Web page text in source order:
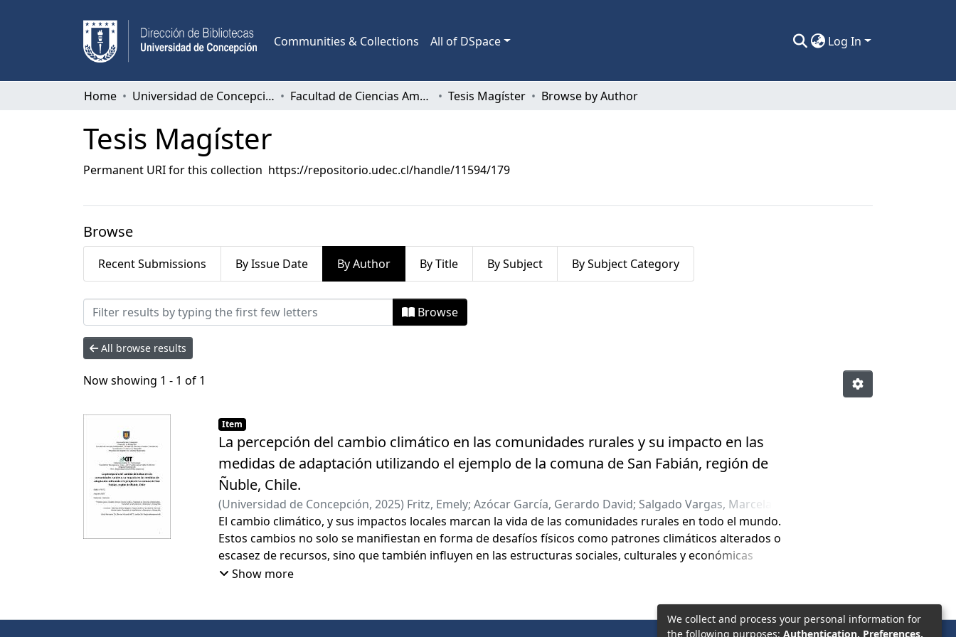
Communities & Collections All of DSpace Log In
Home Universidad de Concepción Facultad de Ciencias Ambientales Tesis Magíster Browse by Author
Tesis Magíster
Permanent URI for this collection https://repositorio.udec.cl/handle/11594/179
Browse
Recent Submissions By Issue Date By Author By Title By Subject By Subject Category
Browsing Tesis Magíster by Author "Fritz, Emely"
Browse
All browse results
Now showing 1 - 1 of 1
Item
La percepción del cambio climático en las comunidades rurales y su impacto en las
medidas de adaptación utilizando el ejemplo de la comuna de San Fabián, región de
Ñuble, Chile.
(Universidad de Concepción, 2025) Fritz, Emely; Azócar García, Gerardo David; Salgado Vargas, Marcela
Andrea
El cambio climático, y sus impactos locales marcan la vida de las comunidades rurales en todo el mundo.
Estos cambios no solo se manifiestan en forma de desafíos físicos como patrones climáticos alterados o
escasez de recursos, sino que también influyen en las estructuras sociales, culturales y económicas
desarrolladas en las regiones afectadas. Especialmente en países como Chile, que, debido a su diversidad
(IPCC 2019). Las comunidades rurales, en particular, se encuentran en el punto de tensión entre tradición,
adaptación y las exigencias de los desarrollos globales (IPCC 2014, Bergramini & Rasse 2022). Regiones como
Show more
We collect and process your personal information for
the following purposes: Authentication, Preferences,